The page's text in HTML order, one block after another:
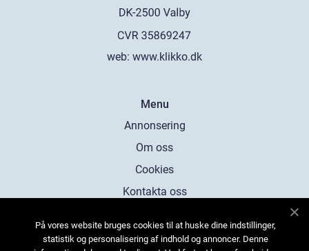
web: www.klikko.dk
Menu
Annonsering
Om oss
Cookies
Kontakta oss
På vores website bruges cookies til at huske dine indstillinger,
statistik og personalisering af indhold og annoncer. Denne